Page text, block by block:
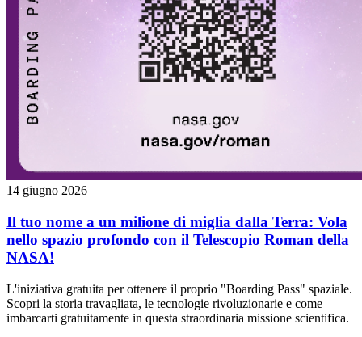
14 giugno 2026
Il tuo nome a un milione di miglia dalla Terra: Vola
nello spazio profondo con il Telescopio Roman della
NASA!
L'iniziativa gratuita per ottenere il proprio "Boarding Pass" spaziale.
Scopri la storia travagliata, le tecnologie rivoluzionarie e come
imbarcarti gratuitamente in questa straordinaria missione scientifica.